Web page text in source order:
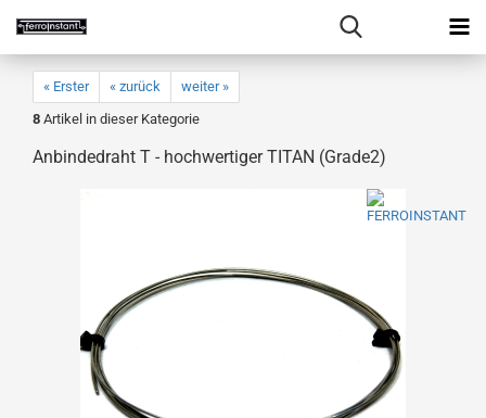
« Erster « zurück
weiter »
8 Artikel in dieser Kategorie
Anbindedraht T - hochwertiger TITAN (Grade2)